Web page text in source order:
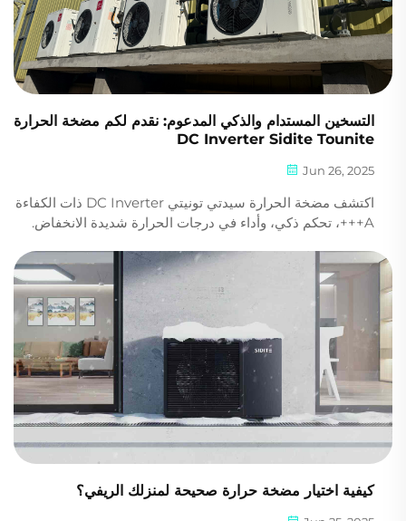
التسخين المستدام والذكي المدعوم: نقدم لكم مضخة الحرارة
DC Inverter Sidite Tounite
Jun 26, 2025
اكتشف مضخة الحرارة سيدتي تونيتي DC Inverter ذات الكفاءة
A+++، تحكم ذكي، وأداء في درجات الحرارة شديدة الانخفاض.
كيفية اختيار مضخة حرارة صحيحة لمنزلك الريفي؟